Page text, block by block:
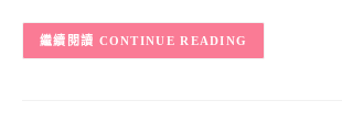
CONTINUE READING